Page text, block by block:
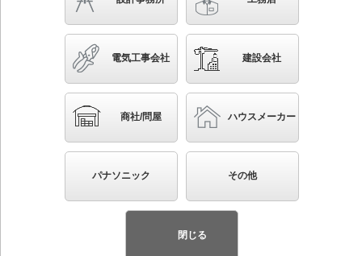
かんたん照度計算
天井埋込型 LED（温白色） 軒下用ダウンライト・ポ
ーチライト 美ルック・浅型8H・高気密SB形・拡散タ
イプ（マイルド配光） LEDフラットランプ交換型・防
湿型・防雨型／埋込穴φ100 パネル付型 白熱電球60形
電気工事会社 建設会社
商社/問屋 ハウスメーカー
パナソニック その他
閉じる